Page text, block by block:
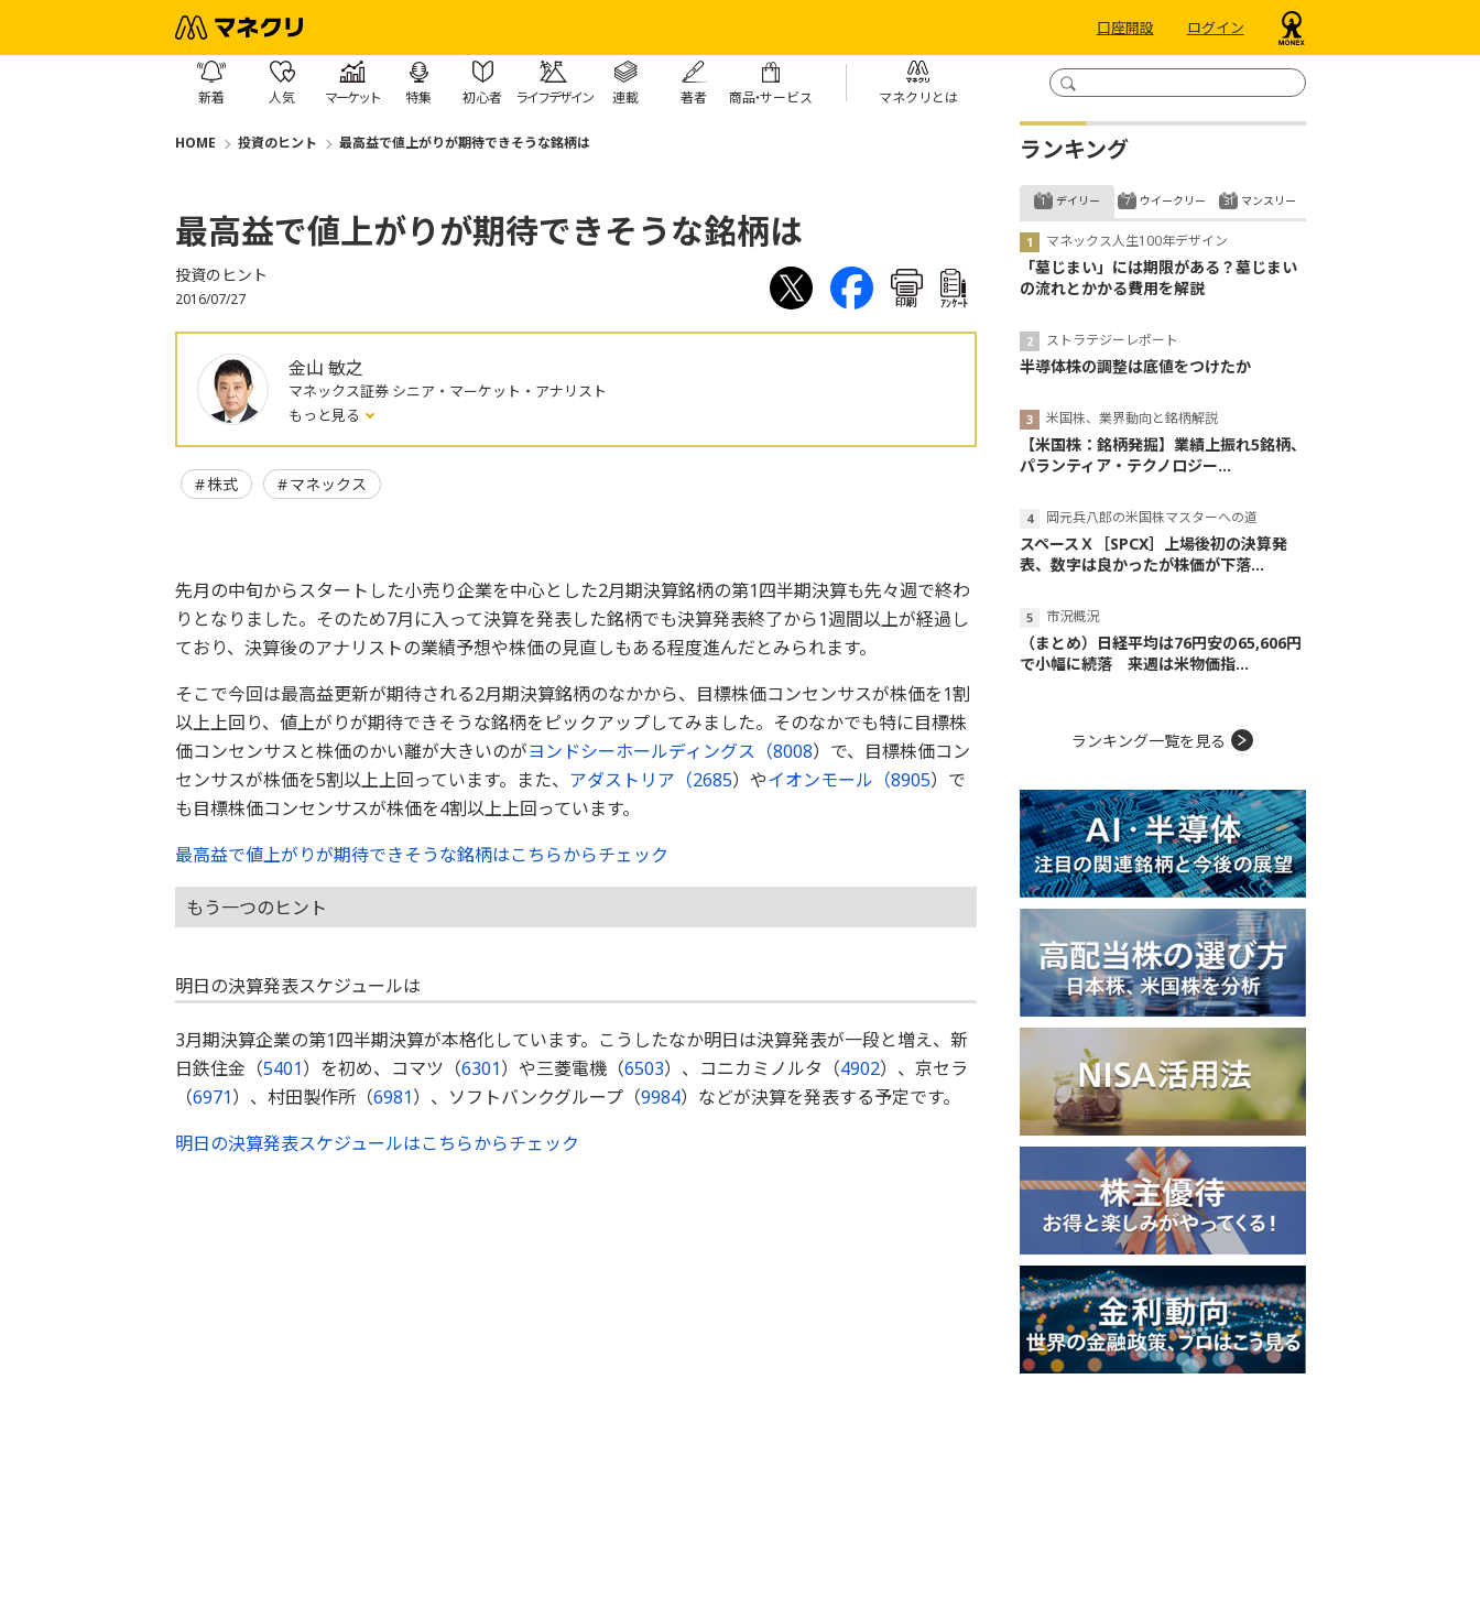
口座開設 ログイン
新着 人気 マーケット 特集 初心者 ライフデザイン 連載 著者 商品・サービス マネクリとは
HOME 投資のヒント 最高益で値上がりが期待できそうな銘柄は
最高益で値上がりが期待できそうな銘柄は
投資のヒント
2016/07/27 印刷 ｱﾝｹｰﾄ
金山 敏之
マネックス証券 シニア・マーケット・アナリスト
もっと見る
株式 マネックス
先月の中旬からスタートした小売り企業を中心とした2月期決算銘柄の第1四半期決算も先々週で終わ
りとなりました。そのため7月に入って決算を発表した銘柄でも決算発表終了から1週間以上が経過し
ており、決算後のアナリストの業績予想や株価の見直しもある程度進んだとみられます。
そこで今回は最高益更新が期待される2月期決算銘柄のなかから、目標株価コンセンサスが株価を1割
以上上回り、値上がりが期待できそうな銘柄をピックアップしてみました。そのなかでも特に目標株
価コンセンサスと株価のかい離が大きいのがヨンドシーホールディングス（8008）で、目標株価コン
センサスが株価を5割以上上回っています。また、 アダストリア（2685）やイオンモール（8905）で
も目標株価コンセンサスが株価を4割以上上回っています。
最高益で値上がりが期待できそうな銘柄はこちらからチェック
もう一つのヒント
明日の決算発表スケジュールは
3月期決算企業の第1四半期決算が本格化しています。こうしたなか明日は決算発表が一段と増え、新
日鉄住金（5401）を初め、コマツ（6301）や三菱電機（6503）、コニカミノルタ（4902）、京セラ
（6971）、村田製作所（6981）、ソフトバンクグループ（9984）などが決算を発表する予定です。
明日の決算発表スケジュールはこちらからチェック
ランキング
デイリー
マネックス人生100年デザイン
「墓じまい」には期限がある？墓じまい
の流れとかかる費用を解説
ストラテジーレポート
半導体株の調整は底値をつけたか
米国株、業界動向と銘柄解説
【米国株：銘柄発掘】業績上振れ5銘柄、
パランティア・テクノロジー...
岡元兵八郎の米国株マスターへの道
スペースＸ［SPCX］上場後初の決算発
表、数字は良かったが株価が下落...
市況概況
（まとめ）日経平均は76円安の65,606円
で小幅に続落 来週は米物価指...
ウイークリー マンスリー
ランキング一覧を見る